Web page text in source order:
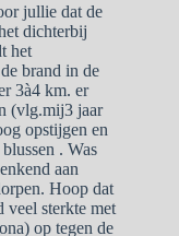
jullie dat de
dichterbij
het
brand in de
3à4 km. er
(vlg.mij3 jaar
opstijgen en
. Was
aan
Hoop dat
sterkte met
op tegen de